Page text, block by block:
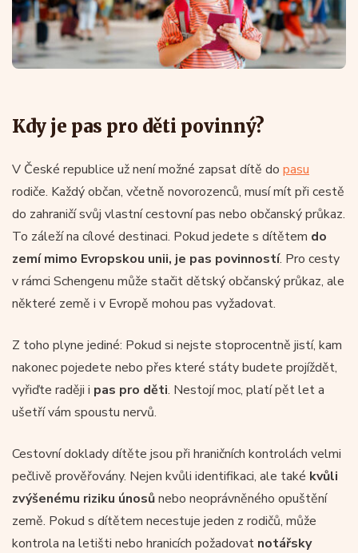
Kdy je pas pro děti povinný?
V České republice už není možné zapsat dítě do pasu
rodiče. Každý občan, včetně novorozenců, musí mít při cestě
do zahraničí svůj vlastní cestovní pas nebo občanský průkaz.
To záleží na cílové destinaci. Pokud jedete s dítětem do
zemí mimo Evropskou unii, je pas povinností. Pro cesty
v rámci Schengenu může stačit dětský občanský průkaz, ale
některé země i v Evropě mohou pas vyžadovat.
Z toho plyne jediné: Pokud si nejste stoprocentně jistí, kam
nakonec pojedete nebo přes které státy budete projíždět,
vyřiďte raději i pas pro děti. Nestojí moc, platí pět let a
ušetří vám spoustu nervů.
Cestovní doklady dítěte jsou při hraničních kontrolách velmi
pečlivě prověřovány. Nejen kvůli identifikaci, ale také kvůli
zvýšenému riziku únosůnebo neoprávněného opuštění
země. Pokud s dítětem necestuje jeden z rodičů, může
kontrola na letišti nebo hranicích požadovat notářsky